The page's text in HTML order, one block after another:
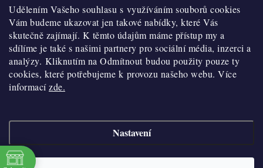
Udělením Vašeho souhlasu s využíváním souborů cookies
Vám budeme ukazovat jen takové nabídky, které Vás
skutečně zajímají. K těmto údajům máme přístup my a
sdílíme je také s našimi partnery pro sociální média, inzerci a
analýzy. Kliknutím na Odmítnout budou použity pouze ty
cookies, které potřebujeme k provozu našeho webu. Více
informacízde.
Nastavení
Obchodní podmínky
Hodnocení obchodu
Blog
Moje objednávka
Historie
Kontakty
O nákupu
Reklamace a vratky
Výdejní místa
Velkoobchod
Copyright 2026
cookies